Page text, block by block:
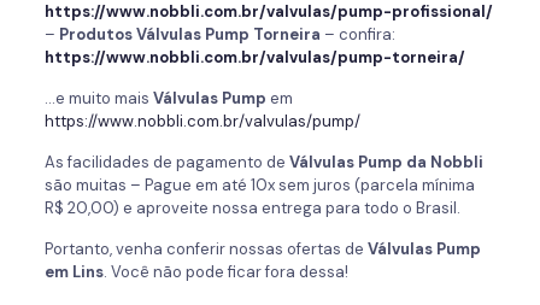
https://www.nobbli.com.br/valvulas/pump-profissional/
– Produtos Válvulas Pump Torneira – confira:
https://www.nobbli.com.br/valvulas/pump-torneira/
…e muito mais Válvulas Pump em
https://www.nobbli.com.br/valvulas/pump/
As facilidades de pagamento de Válvulas Pump da Nobbli
são muitas – Pague em até 10x sem juros (parcela mínima
R$ 20,00) e aproveite nossa entrega para todo o Brasil.
Portanto, venha conferir nossas ofertas de Válvulas Pump
em Lins. Você não pode ficar fora dessa!